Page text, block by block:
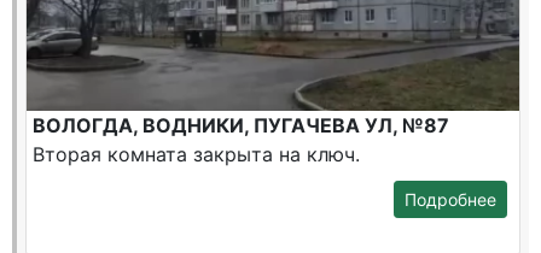
ВОЛОГДА, ВОДНИКИ, ПУГАЧЕВА УЛ, №87
Вторая комната закрыта на ключ.
Подробнее